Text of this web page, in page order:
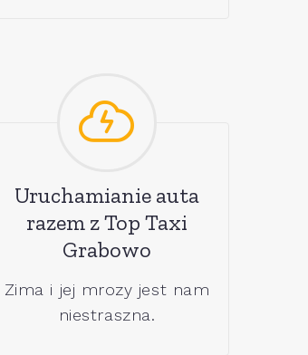
Uruchamianie auta
razem z Top Taxi
Grabowo
Zima i jej mrozy jest nam
niestraszna.